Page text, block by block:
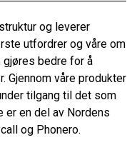
og leverer
utfordrer og våre om
gjøres bedre for å
Gjennom våre produkter
tilgang til det som
er en del av Nordens
og Phonero.